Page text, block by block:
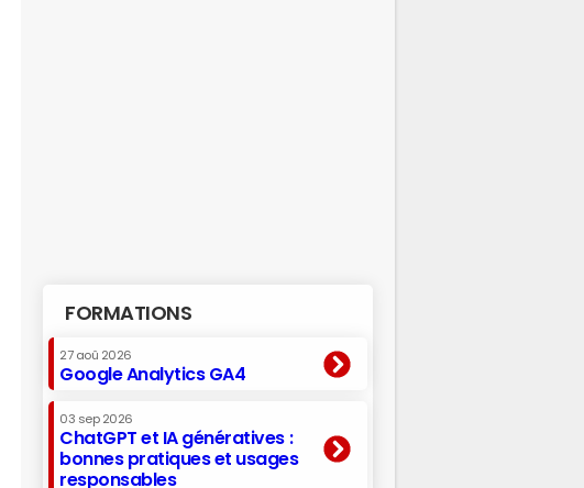
FORMATIONS
27 aoû 2026
Google Analytics GA4
03 sep 2026
ChatGPT et IA génératives :
bonnes pratiques et usages
responsables